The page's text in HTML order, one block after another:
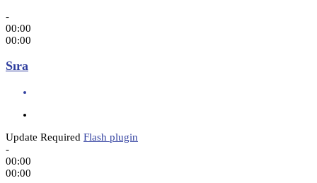
-
00:00
00:00
Sıra
Update Required Flash plugin
-
00:00
00:00